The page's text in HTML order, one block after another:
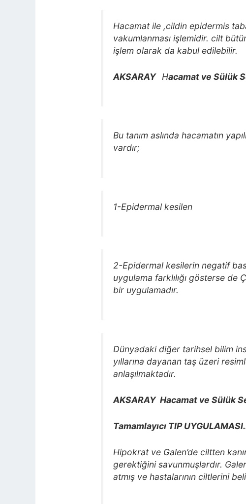
Hacamat ile ,cildin epidermis
vakumlanması işlemidir. cilt
işlem olarak da kabul edilebilir.
AKSARAY Hacamat ve Sülük
Bu tanım aslında hacamatın
vardır;
1-Epidermal kesilen
2-Epidermal kesilerin negatif
uygulama farklılığı gösterse de
bir uygulamadır.
Dünyadaki diğer tarihsel bilim
yıllarına dayanan taş üzeri
anlaşılmaktadır.
AKSARAY Hacamat ve Sülük
Tamamlayıcı TIP
Hipokrat ve Galen’de ciltten
gerektiğini savunmuşlardır.
atmış ve hastalarının ciltlerini